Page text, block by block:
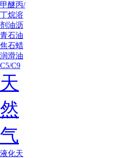
甲醚丙/
丁烷溶
剂油沥
青石油
焦石蜡
润滑油
C5/C9
天
然
气
液化天